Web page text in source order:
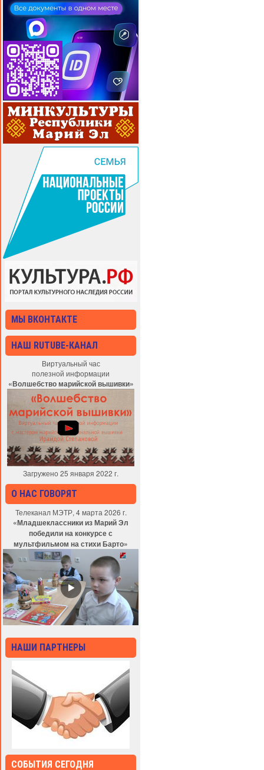
МЫ ВКОНТАКТЕ
НАШ RUTUBE-КАНАЛ
Виртуальный час
полезной информации
«Волшебство марийской вышивки»
Загружено 25 января 2022 г.
О НАС ГОВОРЯТ
Телеканал МЭТР, 4 марта 2026 г.
«Младшеклассники из Марий Эл
победили на конкурсе с
мультфильмом на стихи Барто»
НАШИ ПАРТНЕРЫ
СОБЫТИЯ СЕГОДНЯ